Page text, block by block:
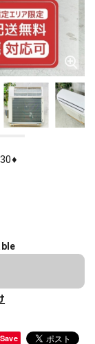
Save